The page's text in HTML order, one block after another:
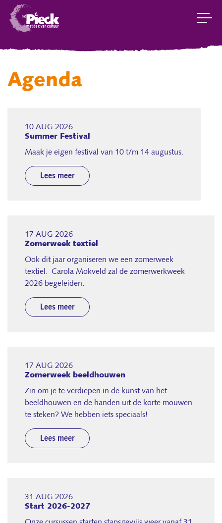
Agenda
10 AUG 2026
Summer Festival
Maak je eigen festival van 10 t/m 14 augustus.
Lees meer
17 AUG 2026
Zomerweek textiel
Ook dit jaar organiseren we een zomerweek
textiel. Carola Mokveld zal de zomerwerkweek
2026 begeleiden.
Lees meer
17 AUG 2026
Zomerweek beeldhouwen
Zin om je te verdiepen in de kunst van het
beeldhouwen en de handen uit de korte mouwen
te steken? We hebben iets speciaals!
Lees meer
31 AUG 2026
Start 2026-2027